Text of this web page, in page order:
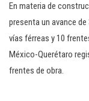
En materia de
presenta un avance
vías férreas y 10
México-Querétaro
frentes de obra.